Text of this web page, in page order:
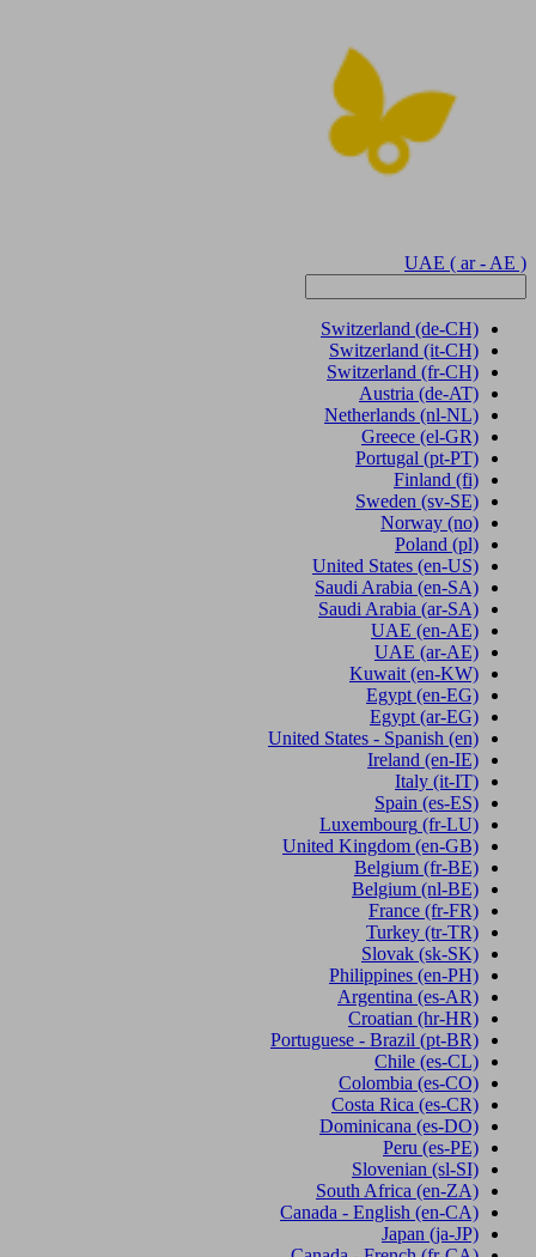
UAE ( ar - AE )
Switzerland (de-CH)
Switzerland (it-CH)
Switzerland (fr-CH)
Austria (de-AT)
Netherlands (nl-NL)
Greece (el-GR)
Portugal (pt-PT)
Finland (fi)
Sweden (sv-SE)
Norway (no)
Poland (pl)
United States (en-US)
Saudi Arabia (en-SA)
Saudi Arabia (ar-SA)
UAE (en-AE)
UAE (ar-AE)
Kuwait (en-KW)
Egypt (en-EG)
Egypt (ar-EG)
United States - Spanish (en)
Ireland (en-IE)
Italy (it-IT)
Spain (es-ES)
Luxembourg (fr-LU)
United Kingdom (en-GB)
Belgium (fr-BE)
Belgium (nl-BE)
France (fr-FR)
Turkey (tr-TR)
Slovak (sk-SK)
Philippines (en-PH)
Argentina (es-AR)
Croatian (hr-HR)
Portuguese - Brazil (pt-BR)
Chile (es-CL)
Colombia (es-CO)
Costa Rica (es-CR)
Dominicana (es-DO)
Peru (es-PE)
Slovenian (sl-SI)
South Africa (en-ZA)
Canada - English (en-CA)
Japan (ja-JP)